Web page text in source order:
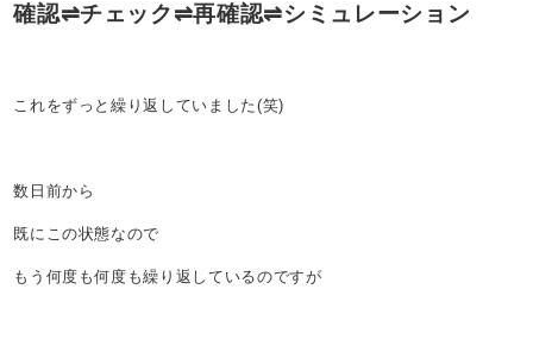
確認⇌チェック⇌再確認⇌シミュレーション
これをずっと繰り返していました(笑)
数日前から
既にこの状態なので
もう何度も何度も繰り返しているのですが